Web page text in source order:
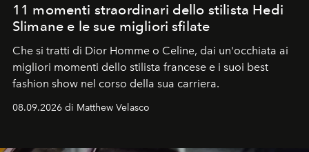
11 momenti straordinari dello stilista Hedi
Slimane e le sue migliori sfilate
Che si tratti di Dior Homme o Celine, dai un'occhiata ai
migliori momenti dello stilista francese e i suoi best
fashion show nel corso della sua carriera.
08.09.2026 di Matthew Velasco